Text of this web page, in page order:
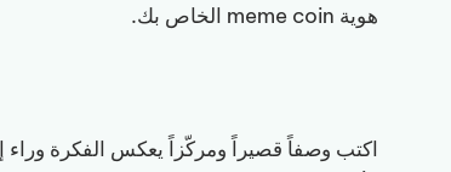
هوية meme coin الخاص بك.